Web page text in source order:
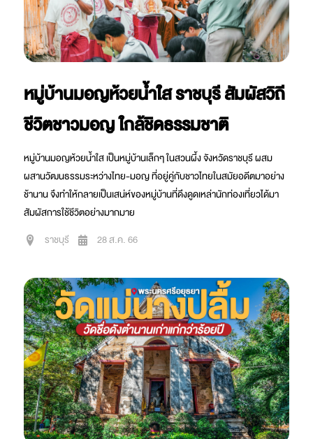
หมู่บ้านมอญห้วยน้ำใส ราชบุรี สัมผัสวิถี
ชีวิตชาวมอญ ใกล้ชิดธรรมชาติ
หมู่บ้านมอญห้วยน้ำใส เป็นหมู่บ้านเล็กๆ ในสวนผึ้ง จังหวัดราชบุรี ผสม
ผสานวัฒนธรรมระหว่างไทย-มอญ ที่อยู่คู่กับชาวไทยในสมัยอดีตมาอย่าง
ช้านาน จึงทำให้กลายเป็นเสน่ห์ของหมู่บ้านที่ดึงดูดเหล่านักท่องเที่ยวได้มา
สัมผัสการใช้ชีวิตอย่างมากมาย
ราชบุรี
28 ส.ค. 66